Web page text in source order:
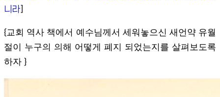
니라
{교회 역사 책에서 예수님께서 세워놓으신 새언약 유월
절이 누구의 의해 어떻게 폐지 되었는지를 살펴보도록
하자 }